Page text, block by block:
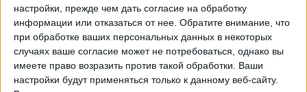
настройки, прежде чем дать согласие на обработку
информации или отказаться от нее. Обратите внимание, что
при обработке ваших персональных данных в некоторых
случаях ваше согласие может не потребоваться, однако вы
имеете право возразить против такой обработки. Ваши
настройки будут применяться только к данному веб-сайту.
Сан-Паулу
Fanatiz (Смотреть в прямом эфире)
Среда, 04.11.2026